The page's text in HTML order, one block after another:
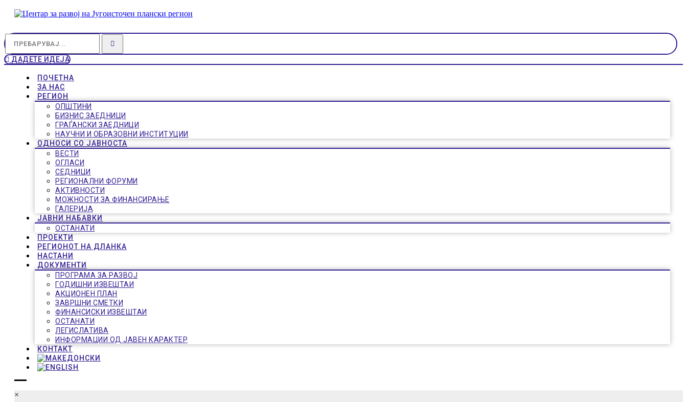
ДАДЕТЕ ИДЕЈА
ПОЧЕТНА
ЗА НАС
РЕГИОН
ОПШТИНИ
БИЗНИС ЗАЕДНИЦИ
ГРАЃАНСКИ ЗАЕДНИЦИ
НАУЧНИ И ОБРАЗОВНИ ИНСТИТУЦИИ
ОДНОСИ СО ЈАВНОСТА
ВЕСТИ
ОГЛАСИ
СЕДНИЦИ
РЕГИОНАЛНИ ФОРУМИ
АКТИВНОСТИ
МОЖНОСТИ ЗА ФИНАНСИРАЊЕ
ГАЛЕРИЈА
ЈАВНИ НАБАВКИ
ОСТАНАТИ
ПРОЕКТИ
РЕГИОНОТ НА ДЛАНКА
НАСТАНИ
ДОКУМЕНТИ
ПРОГРАМА ЗА РАЗВОЈ
ГОДИШНИ ИЗВЕШТАИ
АКЦИОНЕН ПЛАН
ЗАВРШНИ СМЕТКИ
ФИНАНСИСКИ ИЗВЕШТАИ
ОСТАНАТИ
ЛЕГИСЛАТИВА
ИНФОРМАЦИИ ОД ЈАВЕН КАРАКТЕР
КОНТАКТ
×